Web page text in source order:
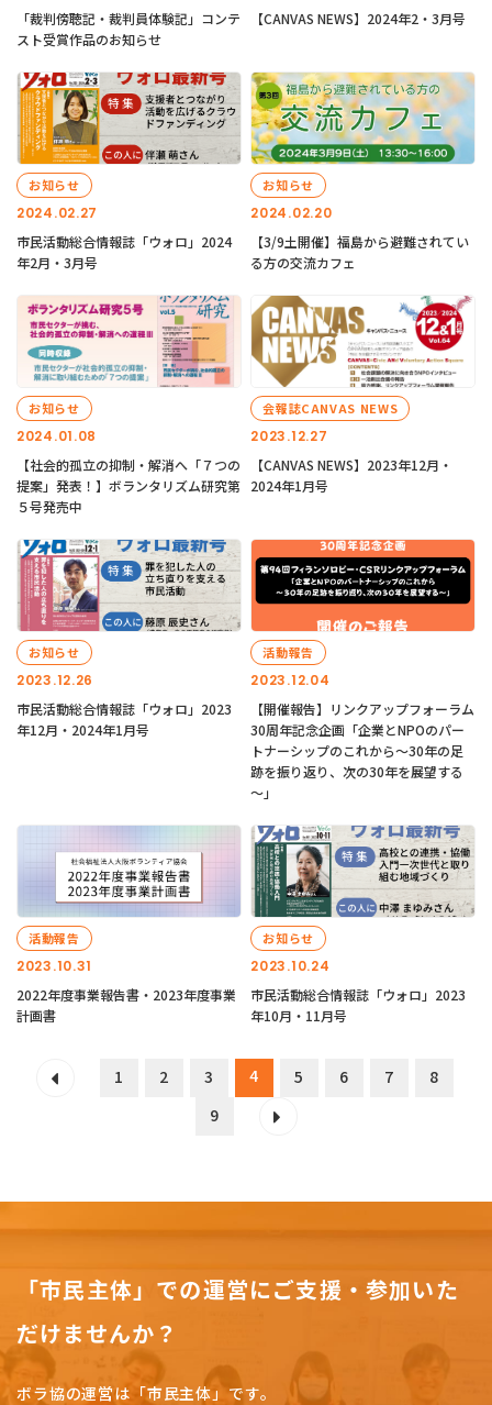
「裁判傍聴記・裁判員体験記」コンテ
スト受賞作品のお知らせ
【CANVAS NEWS】2024年2・3月号
2024.02.27
お知らせ
市民活動総合情報誌「ウォロ」2024
年2月・3月号
2024.02.20
お知らせ
【3/9土開催】福島から避難されてい
る方の交流カフェ
2024.01.08
お知らせ
【社会的孤立の抑制・解消へ「７つの
提案」発表！】ボランタリズム研究第
５号発売中
2023.12.27
会報誌CANVAS NEWS
【CANVAS NEWS】2023年12月・
2024年1月号
2023.12.26
お知らせ
市民活動総合情報誌「ウォロ」2023
年12月・2024年1月号
2023.12.04
活動報告
【開催報告】リンクアップフォーラム
30周年記念企画「企業とNPOのパー
トナーシップのこれから～30年の足
跡を振り返り、次の30年を展望する
～」
2023.10.31
活動報告
2022年度事業報告書・2023年度事業
計画書
2023.10.24
お知らせ
市民活動総合情報誌「ウォロ」2023
年10月・11月号
1 2 3 4 5 6 7
8
9
「市民主体」での運営にご支援・参加いた
だけませんか？
ボラ協の運営は「市民主体」です。